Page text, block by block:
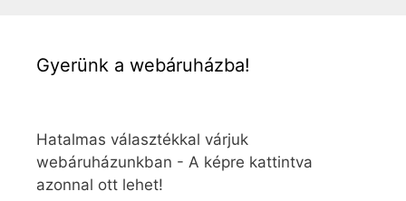
Gyerünk a webáruházba!
Hatalmas választékkal várjuk
webáruházunkban - A képre kattintva
azonnal ott lehet!